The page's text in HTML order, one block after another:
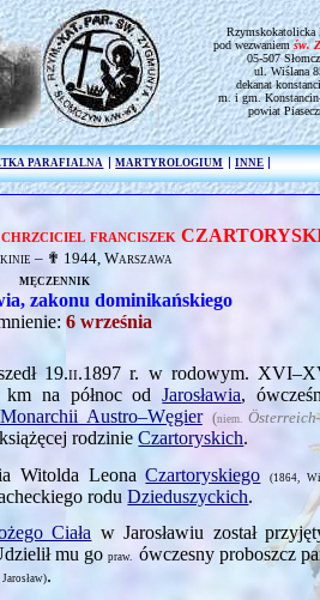
Rzymskokatolicka
pod wezwaniemśw.
05-507
ul. Wiślana
dekanat
m. i gm.
powiat
PARAFIALNA MARTYROLOGIUM INNE
franciszek
– ✟ 1944, Warszawa
męczennik
zakonu dominikańskiego
6 września
19.ii.1897 r. w rodowym.
km na północ odJarosławia,
Monarchii Austro–Węgier (niem.
rodzinieCzartoryskich.
Witolda LeonaCzartoryskiego
(1864,
roduDzieduszyckich.
Ciała w Jarosławiu został
mu go praw. ówczesny proboszcz
.